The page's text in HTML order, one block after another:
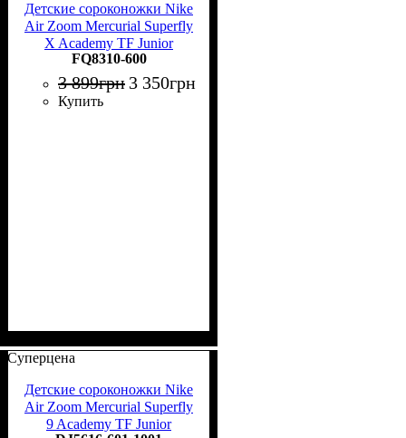
Детские сороконожки Nike
Air Zoom Mercurial Superfly
X Academy TF Junior
FQ8310-600
FQ8310-600
3 899грн 3 350грн
Купить
Суперцена
Детские сороконожки Nike
Air Zoom Mercurial Superfly
9 Academy TF Junior